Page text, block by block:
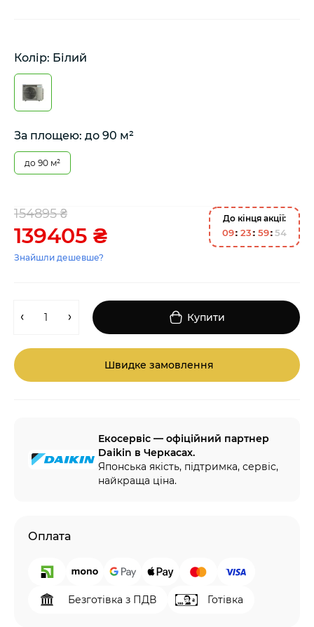
Колір: Білий
За площею: до 90 м²
до 90 м²
154895 ₴
139405 ₴
Знайшли дешевше?
До кінця акції:
09 23 59 54
Купити
Швидке замовлення
Екосервіс — офіційний партнер
Daikin в Черкасах.
Японська якість, підтримка, сервіс,
найкраща ціна.
Оплата
Безготівка з ПДВ Готівка